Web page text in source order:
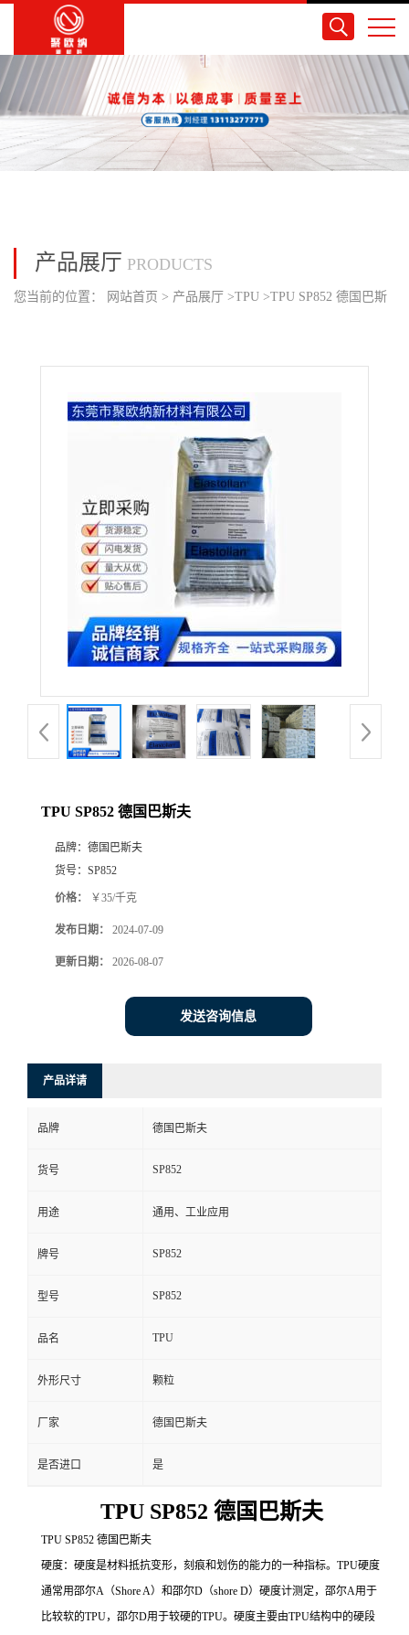
产品展厅 PRODUCTS
您当前的位置： 网站首页 > 产品展厅 >TPU >TPU SP852 德国巴斯
TPU SP852 德国巴斯夫
品牌： 德国巴斯夫
货号： SP852
价格： ￥35/千克
发布日期： 2024-07-09
更新日期： 2026-08-07
发送咨询信息
产品详请
品牌 德国巴斯夫
货号 SP852
用途 通用、工业应用
牌号 SP852
型号 SP852
品名 TPU
外形尺寸 颗粒
厂家 德国巴斯夫
是否进口 是
TPU SP852 德国巴斯夫
TPU SP852 德国巴斯夫
硬度：硬度是材料抵抗变形，刻痕和划伤的能力的一种指标。TPU硬度
通常用邵尔A（Shore A）和邵尔D（shore D）硬度计测定，邵尔A用于
比较软的TPU，邵尔D用于较硬的TPU。硬度主要由TPU结构中的硬段